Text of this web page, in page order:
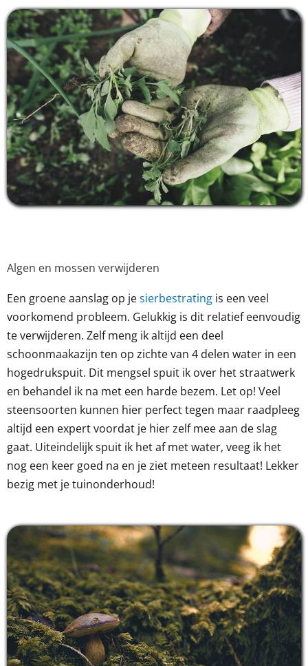
Algen en mossen verwijderen
Een groene aanslag op jesierbestrating is een veel
voorkomend probleem. Gelukkig is dit relatief eenvoudig
te verwijderen. Zelf meng ik altijd een deel
schoonmaakazijn ten op zichte van 4 delen water in een
hogedrukspuit. Dit mengsel spuit ik over het straatwerk
en behandel ik na met een harde bezem. Let op! Veel
steensoorten kunnen hier perfect tegen maar raadpleeg
altijd een expert voordat je hier zelf mee aan de slag
gaat. Uiteindelijk spuit ik het af met water, veeg ik het
nog een keer goed na en je ziet meteen resultaat! Lekker
bezig met je tuinonderhoud!